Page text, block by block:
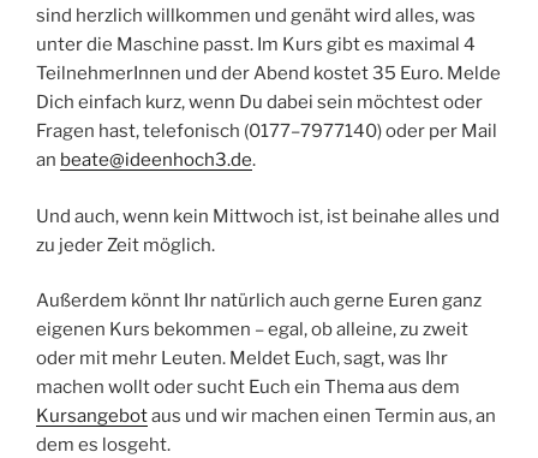
sind herz­lich will­kom­men und genäht wird alles, was
unter die Maschi­ne passt. Im Kurs gibt es maxi­mal 4
Teil­neh­me­rIn­nen und der Abend kos­tet 35 Euro. Mel­de
Dich ein­fach kurz, wenn Du dabei sein möch­test oder
Fra­gen hast, tele­fo­nisch (0177–7977140) oder per Mail
an beate@ideenhoch3.de.
Und auch, wenn kein Mitt­woch ist, ist bei­na­he alles und
zu jeder Zeit möglich.
Außer­dem könnt Ihr natür­lich auch ger­ne Euren ganz
eige­nen Kurs bekom­men – egal, ob allei­ne, zu zweit
oder mit mehr Leu­ten. Mel­det Euch, sagt, was Ihr
machen wollt oder sucht Euch ein The­ma aus dem
Kurs­an­ge­botaus und wir machen einen Ter­min aus, an
dem es losgeht.